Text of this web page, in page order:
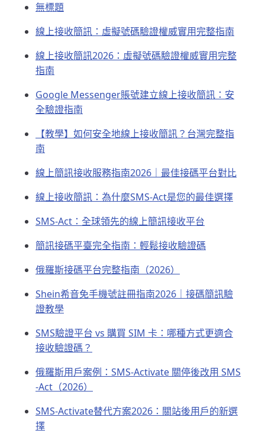
無標題
線上接收簡訊：虛擬號碼驗證權威實用完整指南
線上接收簡訊2026：虛擬號碼驗證權威實用完整
指南
Google Messenger賬號建立線上接收簡訊：安
全驗證指南
【教學】如何安全地線上接收簡訊？台灣完整指
南
線上簡訊接收服務指南2026｜最佳接碼平台對比
線上接收簡訊：為什麼SMS-Act是您的最佳選擇
SMS-Act：全球領先的線上簡訊接收平台
簡訊接碼平臺完全指南：輕鬆接收驗證碼
俄羅斯接碼平台完整指南（2026）
Shein希音免手機號註冊指南2026｜接碼簡訊驗
證教學
SMS驗證平台 vs 購買 SIM 卡：哪種方式更適合
接收驗證碼？
俄羅斯用戶案例：SMS-Activate 關停後改用 SMS
-Act（2026）
SMS-Activate替代方案2026：關站後用戶的新選
擇